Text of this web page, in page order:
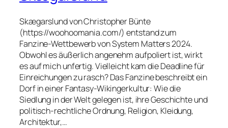
Skægarslund von Christopher Bünte
(https://woohoomania.com/) entstand zum
Fanzine-Wettbewerb von System Matters 2024.
Obwohl es äußerlich angenehm aufpoliert ist, wirkt
es auf mich unfertig. Vielleicht kam die Deadline für
Einreichungen zu rasch? Das Fanzine beschreibt ein
Dorf in einer Fantasy-Wikingerkultur: Wie die
Siedlung in der Welt gelegen ist, ihre Geschichte und
politisch-rechtliche Ordnung, Religion, Kleidung,
Architektur,…